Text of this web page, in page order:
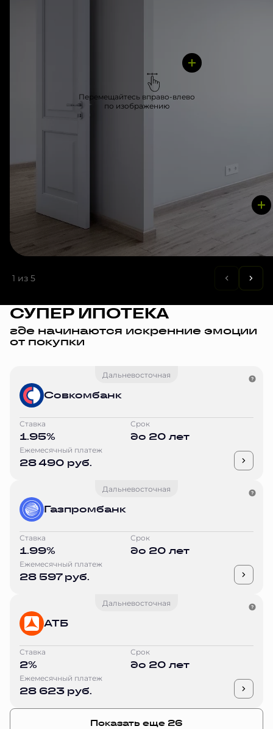
Перемещайтесь вправо-влево
по изображению
1 из 5
СУПЕР ИПОТЕКА
где начинаются искренние эмоции
от покупки
Дальневосточная
Совкомбанк
Ставка
1.95%
Срок
до 20 лет
Ежемесячный платеж
28 490 руб.
Дальневосточная
Газпромбанк
Ставка
1.99%
Срок
до 20 лет
Ежемесячный платеж
28 597 руб.
Дальневосточная
АТБ
Ставка
2%
Срок
до 20 лет
Ежемесячный платеж
28 623 руб.
Показать еще 26